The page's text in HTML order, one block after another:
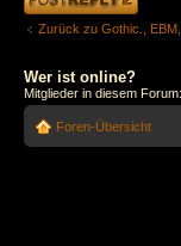
Zurück zu Gothic.,
Wer ist online?
Mitglieder in diesem
Foren-Übersicht